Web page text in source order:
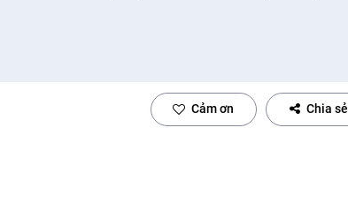
Cảm ơn Chia sẻ